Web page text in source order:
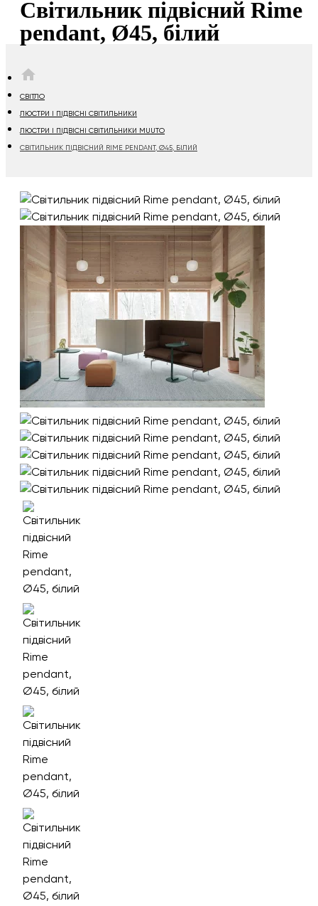
Світильник підвісний Rime
pendant, Ø45, білий
СВІТЛО
ЛЮСТРИ І ПІДВІСНІ СВІТИЛЬНИКИ
ЛЮСТРИ І ПІДВІСНІ СВІТИЛЬНИКИ MUUTO
СВІТИЛЬНИК ПІДВІСНИЙ RIME PENDANT, Ø45, БІЛИЙ